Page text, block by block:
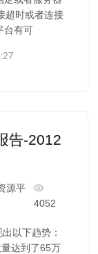
超时或者连接
台有可
告-2012
源平
4052
以下趋势：
达到了65万